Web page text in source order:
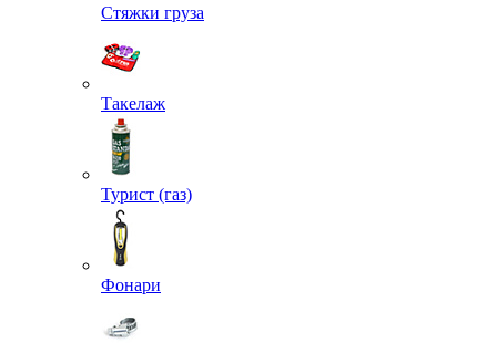
Стяжки груза
Такелаж
Турист (газ)
Фонари